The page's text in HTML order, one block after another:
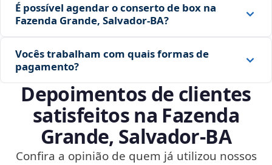
É possível agendar o conserto de box na
Fazenda Grande, Salvador‑BA?
Vocês trabalham com quais formas de
pagamento?
Depoimentos de clientes
satisfeitos na Fazenda
Grande, Salvador‑BA
Confira a opinião de quem já utilizou nossos